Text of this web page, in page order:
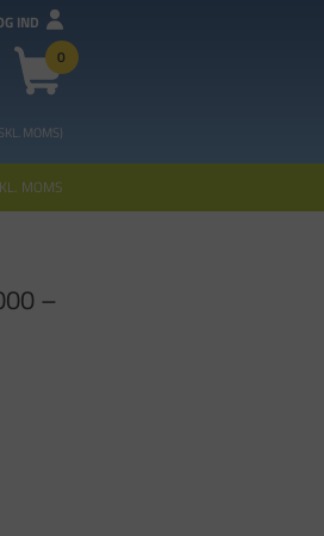
IND
0
MOMS)
MOMS
–